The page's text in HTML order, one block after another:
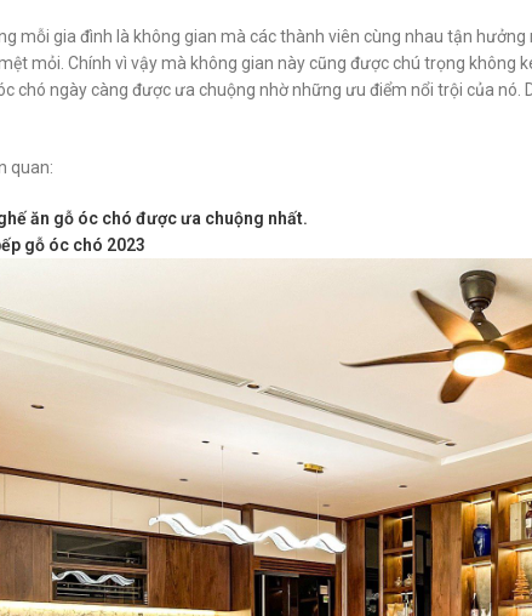
mỗi gia đình là không gian mà các thành viên cùng nhau tận
mỏi. Chính vì vậy mà không gian này cũng được chú trọng không
chó ngày càng được ưa chuộng nhờ những ưu điểm nổi trội của nó.
quan:
ăn gỗ óc chó được ưa chuộng nhất.
gỗ óc chó 2023